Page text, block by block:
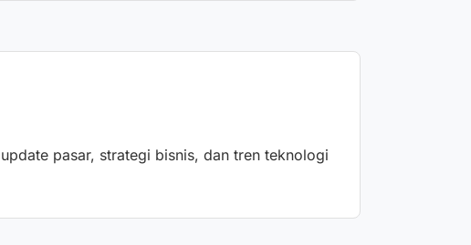
pasar, strategi bisnis, dan tren teknologi